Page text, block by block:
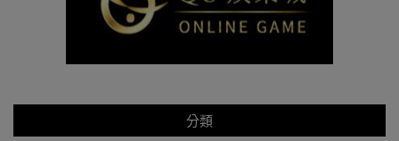
分類